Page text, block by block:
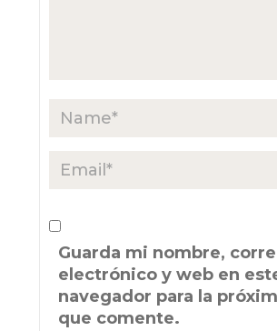
Guarda mi nombre,
electrónico y web en
navegador para la
que comente.